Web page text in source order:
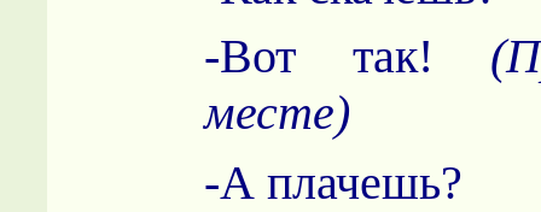
-Вот так!
месте)
-А плачешь?